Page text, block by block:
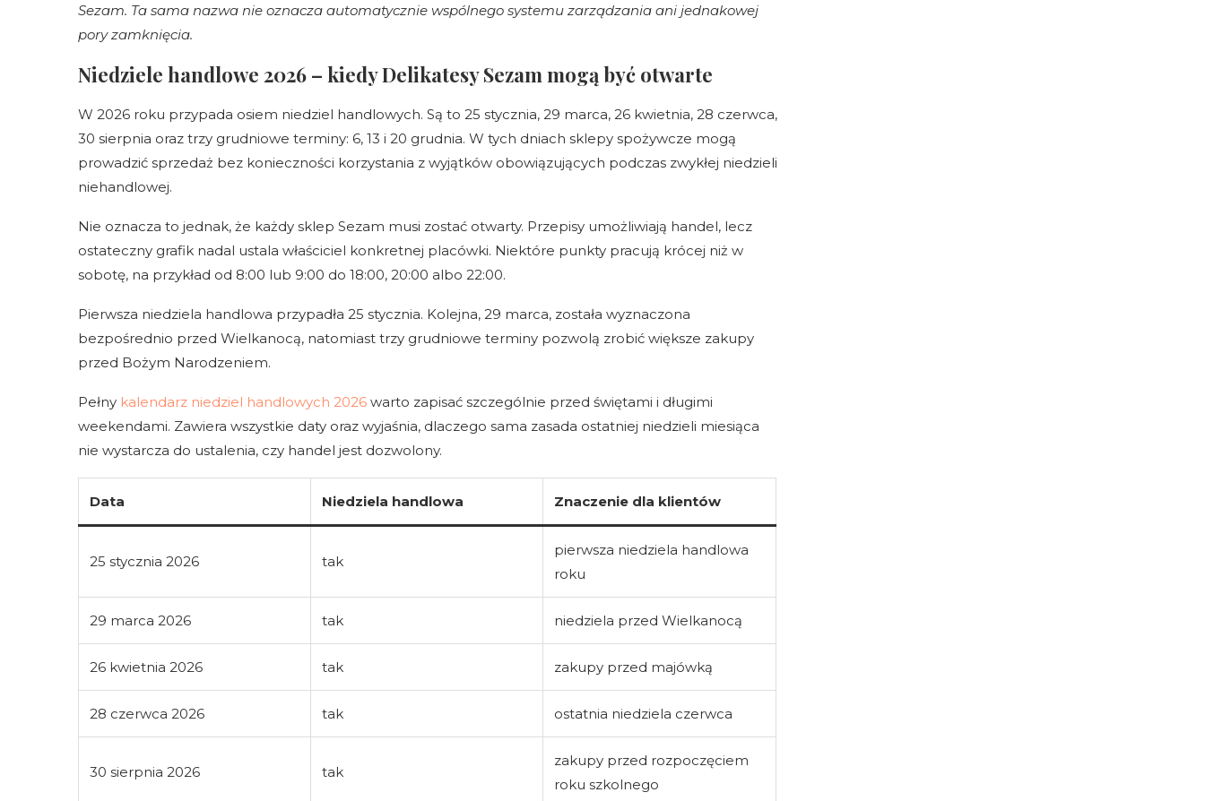
Sezam. Ta sama nazwa nie oznacza automatycznie wspólnego systemu zarządzania ani jednakowej
pory zamknięcia.
Niedziele handlowe 2026 – kiedy Delikatesy Sezam mogą być otwarte
W 2026 roku przypada osiem niedziel handlowych. Są to 25 stycznia, 29 marca, 26 kwietnia, 28 czerwca,
30 sierpnia oraz trzy grudniowe terminy: 6, 13 i 20 grudnia. W tych dniach sklepy spożywcze mogą
prowadzić sprzedaż bez konieczności korzystania z wyjątków obowiązujących podczas zwykłej niedzieli
niehandlowej.
Nie oznacza to jednak, że każdy sklep Sezam musi zostać otwarty. Przepisy umożliwiają handel, lecz
ostateczny grafik nadal ustala właściciel konkretnej placówki. Niektóre punkty pracują krócej niż w
sobotę, na przykład od 8:00 lub 9:00 do 18:00, 20:00 albo 22:00.
Pierwsza niedziela handlowa przypadła 25 stycznia. Kolejna, 29 marca, została wyznaczona
bezpośrednio przed Wielkanocą, natomiast trzy grudniowe terminy pozwolą zrobić większe zakupy
przed Bożym Narodzeniem.
Pełny kalendarz niedziel handlowych 2026 warto zapisać szczególnie przed świętami i długimi
weekendami. Zawiera wszystkie daty oraz wyjaśnia, dlaczego sama zasada ostatniej niedzieli miesiąca
nie wystarcza do ustalenia, czy handel jest dozwolony.
Data Niedziela handlowa Znaczenie dla klientów
25 stycznia 2026 tak
pierwsza niedziela handlowa
roku
29 marca 2026 tak niedziela przed Wielkanocą
26 kwietnia 2026 tak zakupy przed majówką
28 czerwca 2026 tak ostatnia niedziela czerwca
30 sierpnia 2026 tak
zakupy przed rozpoczęciem
roku szkolnego